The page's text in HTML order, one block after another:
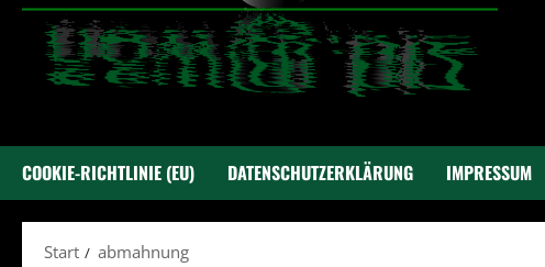
COOKIE-RICHTLINIE (EU) DATENSCHUTZERKLÄRUNG IMPRESSUM
Start abmahnung